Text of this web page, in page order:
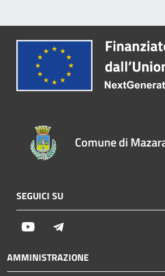
Comune di
SEGUICI SU
Youtube
AMMINISTRAZIONE